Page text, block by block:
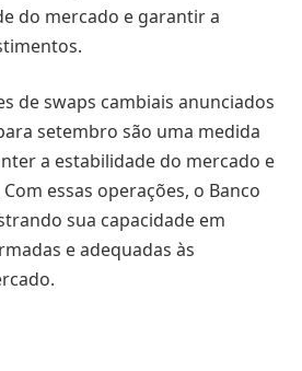
do mercado e garantir a
de swaps cambiais anunciados
setembro são uma medida
a estabilidade do mercado e
essas operações, o Banco
sua capacidade em
e adequadas às